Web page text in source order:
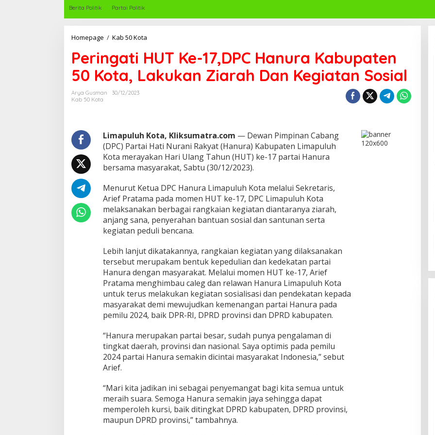
Berita Politik Partai Politik
Homepage / Kab 50 Kota
r
n
g
T
K
e
-
1
,
P
C
H
a
r
a
K
a
b
u
p
a
e
n
5
0
t
a
,
L
a
Peringati HUT Ke-17,DPC Hanura Kabupaten
50 Kota, Lakukan Ziarah Dan Kegiatan Sosial
Arya Gusman
30/12/2023
Kab 50 Kota
Limapuluh Kota, Kliksumatra.com — Dewan Pimpinan Cabang
(DPC) Partai Hati Nurani Rakyat (Hanura) Kabupaten Limapuluh
Kota merayakan Hari Ulang Tahun (HUT) ke-17 partai Hanura
bersama masyarakat, Sabtu (30/12/2023).
Menurut Ketua DPC Hanura Limapuluh Kota melalui Sekretaris,
Arief Pratama pada momen HUT ke-17, DPC Limapuluh Kota
melaksanakan berbagai rangkaian kegiatan diantaranya ziarah,
anjang sana, penyerahan bantuan sosial dan santunan serta
kegiatan peduli bencana.
Lebih lanjut dikatakannya, rangkaian kegiatan yang dilaksanakan
tersebut merupakam bentuk kepedulian dan kedekatan partai
Hanura dengan masyarakat. Melalui momen HUT ke-17, Arief
Pratama menghimbau caleg dan relawan Hanura Limapuluh Kota
untuk terus melakukan kegiatan sosialisasi dan pendekatan kepada
masyarakat demi mewujudkan kemenangan partai Hanura pada
pemilu 2024, baik DPR-RI, DPRD provinsi dan DPRD kabupaten.
“Hanura merupakan partai besar, sudah punya pengalaman di
tingkat daerah, provinsi dan nasional. Saya optimis pada pemilu
2024 partai Hanura semakin dicintai masyarakat Indonesia,” sebut
Arief.
“Mari kita jadikan ini sebagai penyemangat bagi kita semua untuk
meraih suara. Semoga Hanura semakin jaya sehingga dapat
memperoleh kursi, baik ditingkat DPRD kabupaten, DPRD provinsi,
maupun DPRD provinsi,” tambahnya.
Presiden : RUU Perampasan Aset